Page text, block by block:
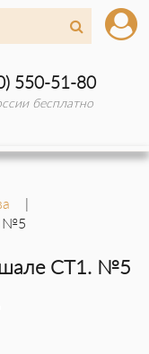
550-51-80
бесплатно
№5
шале СТ1. №5